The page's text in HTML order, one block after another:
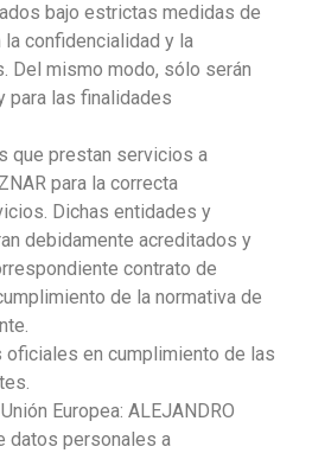
bajo estrictas medidas de
confidencialidad y la
Del mismo modo, sólo serán
para las finalidades
que prestan servicios a
para la correcta
Dichas entidades y
debidamente acreditados y
contrato de
de la normativa de
en cumplimiento de las
Europea: ALEJANDRO
datos personales a